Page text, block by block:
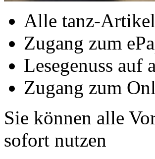
Alle tanz-
Zugang zum
Lesegenuss auf
Zugang zum
Sie können alle
sofort nutzen